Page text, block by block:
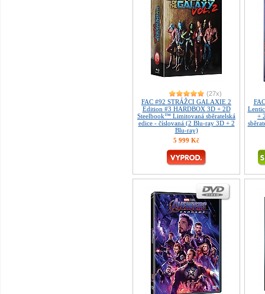
(27x)
FAC #92 STRÁŽCI GALAXIE 2
Edition #3 HARDBOX 3D + 2D
Steelbook™ Limitovaná sběratelská
edice - číslovaná (2 Blu-ray 3D + 2
Blu-ray)
5 999 Kč
+